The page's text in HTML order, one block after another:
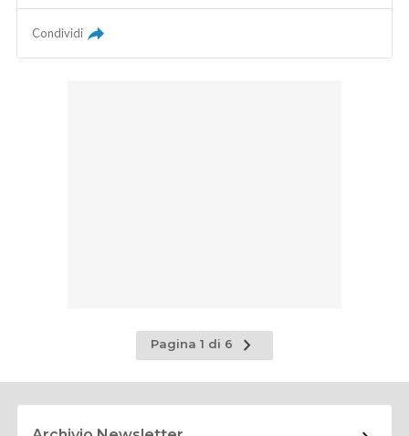
Condividi
Pagina 1 di 6
Pagina
successiva